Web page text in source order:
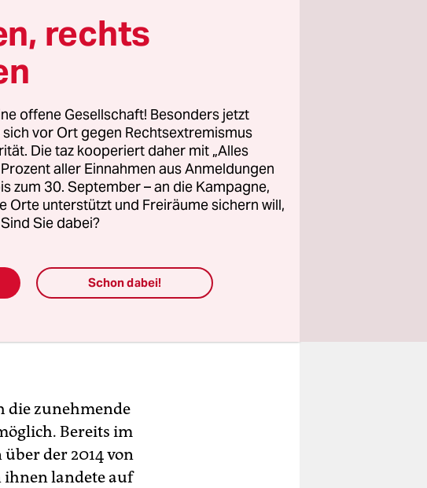
Sokolow
die zunehmende
Bereits im
der 2014 von
ihnen landete auf
rechts
offene Gesellschaft! Besonders jetzt
vor Ort gegen Rechtsextremismus
Die taz kooperiert daher mit „Alles
aller Einnahmen aus Anmeldungen
zum 30. September – an die Kampagne,
Orte unterstützt und Freiräume sichern will,
Sie dabei?
Schon dabei!